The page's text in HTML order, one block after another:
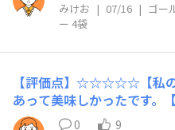
ら、コーヒー本来の豊かな
のアイスコーヒーが飲める
高いです。 【私のホンネ】 「水出しコーヒーは味が薄く
なりそう…」という先入観
切られました！ 夜、寝る前
ポンとコーヒーバッグと水
みけお | 07/16 | ゴー
ー 4袋
【評価点】☆☆☆☆☆【私
あって美味しかったです。
おすすめ】寝る前に水につ
0 9